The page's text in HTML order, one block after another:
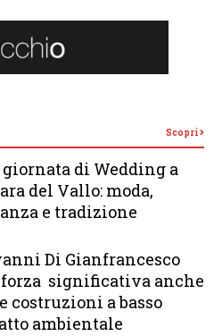
Scopri
giornata di Wedding a
del Vallo: moda,
e tradizione
Di Gianfrancesco
significativa anche
costruzioni a basso
ambientale